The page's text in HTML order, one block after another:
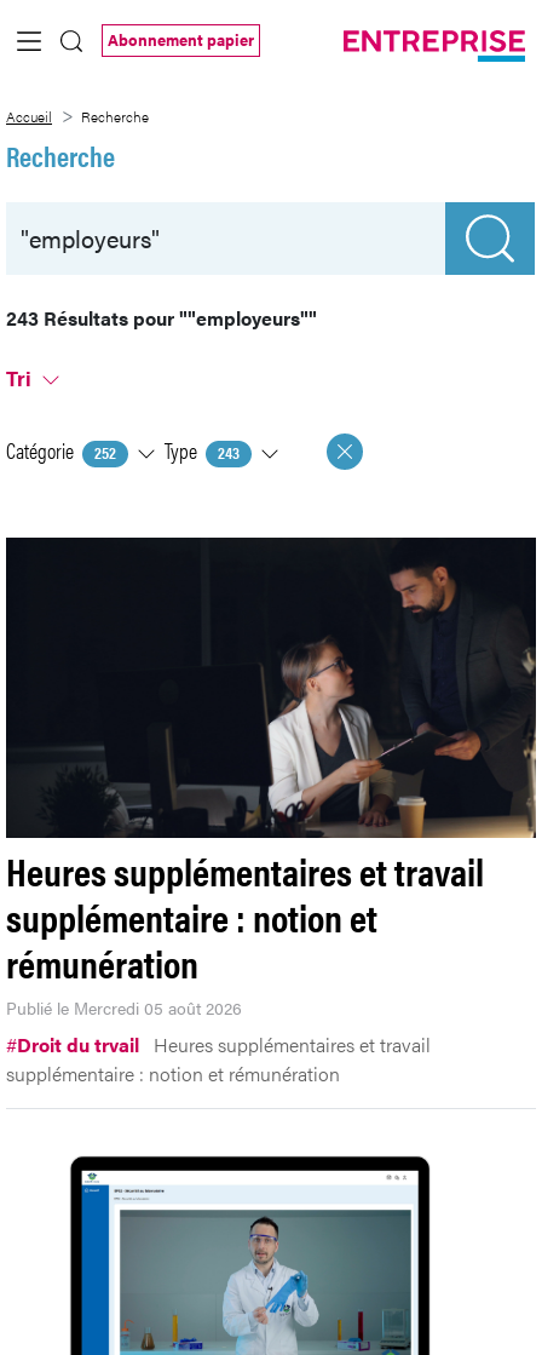
Saut au contenu principal
Abonnement papier
Accueil Recherche
Recherche
243 Résultats pour""employeurs""
Tri
Catégorie 252 Type 243
Heures supplémentaires et travail
supplémentaire : notion et
rémunération
Publié le Mercredi 05 août 2026
#Droit du trvail Heures supplémentaires et travail
supplémentaire : notion et rémunération